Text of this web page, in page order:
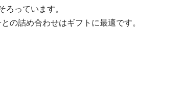
ろっています。
の詰め合わせはギフトに最適です。